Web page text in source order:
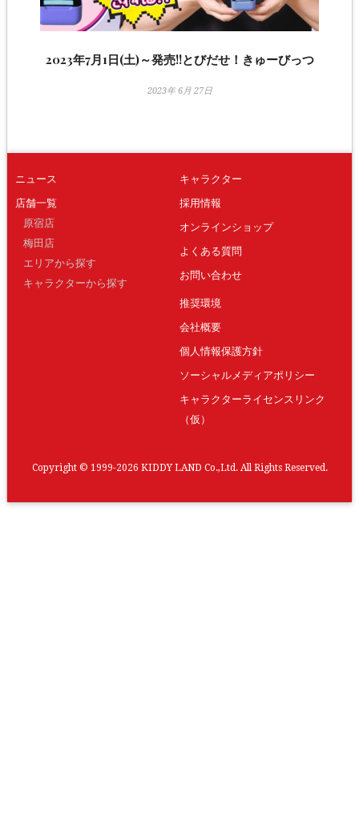
2023年7月1日(土)～発売!!とびだせ！きゅーびっつ
2023年 6月 27日
ニュース
店舗一覧
原宿店
梅田店
エリアから探す
キャラクターから探す
キャラクター
採用情報
オンラインショップ
よくある質問
お問い合わせ
推奨環境
会社概要
個人情報保護方針
ソーシャルメディアポリシー
キャラクターライセンスリンク
（仮）
Copyright © 1999-2026 KIDDY LAND Co.,Ltd. All Rights Reserved.